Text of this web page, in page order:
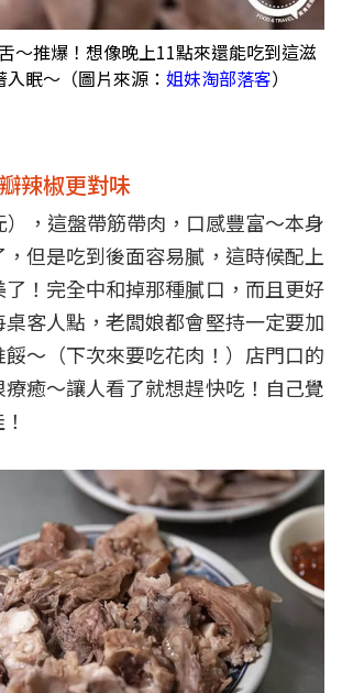
～推爆！想像晚上11點來還能吃到這滋
眠～（圖片來源： 姐妹淘部落客）
辣椒更對味
），這盤帶筋帶肉，口感豐富～本身
但是吃到後面容易膩，這時候配上
！完全中和掉那種膩口，而且更好
客人點，老闆娘都會堅持一定要加
～（下次來要吃花肉！）店門口的
癒～讓人看了就想趕快吃！自己覺